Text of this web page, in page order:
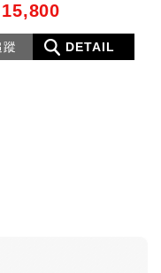
蹤 DETAIL